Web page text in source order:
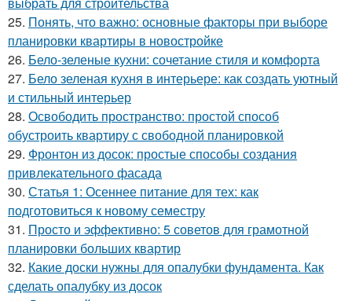
25. Понять, что важно: основные факторы при выборе
планировки квартиры в новостройке
26. Бело-зеленые кухни: сочетание стиля и комфорта
27. Бело зеленая кухня в интерьере: как создать уютный
и стильный интерьер
28. Освободить пространство: простой способ
обустроить квартиру с свободной планировкой
29. Фронтон из досок: простые способы создания
привлекательного фасада
30. Статья 1: Осеннее питание для тех: как
подготовиться к новому семестру
31. Просто и эффективно: 5 советов для грамотной
планировки больших квартир
32. Какие доски нужны для опалубки фундамента. Как
сделать опалубку из досок